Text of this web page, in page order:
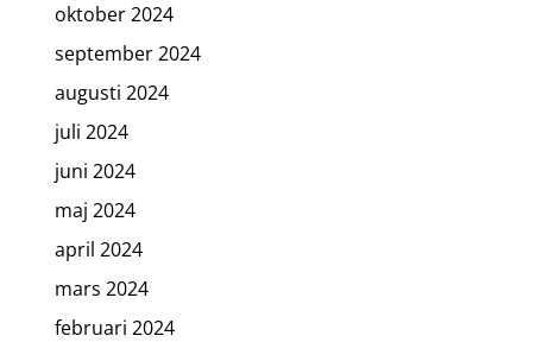
oktober 2024
september 2024
augusti 2024
juli 2024
juni 2024
maj 2024
april 2024
mars 2024
februari 2024